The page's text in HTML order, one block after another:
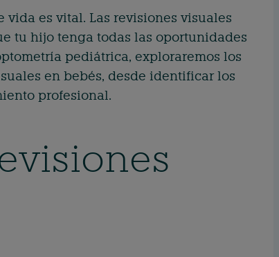
es vital. Las revisiones visuales
tu hijo tenga todas las oportunidades
pediátrica, exploraremos los
en bebés, desde identificar los
profesional.